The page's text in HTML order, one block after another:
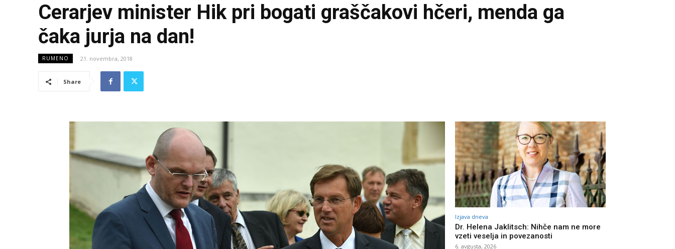
Cerarjev minister Hik pri bogati graščakovi hčeri, menda ga
čaka jurja na dan!
RUMENO 21. novembra, 2018
Share
Izjava dneva
Dr. Helena Jaklitsch: Nihče nam ne more
vzeti veselja in povezanosti
6. avgusta, 2026